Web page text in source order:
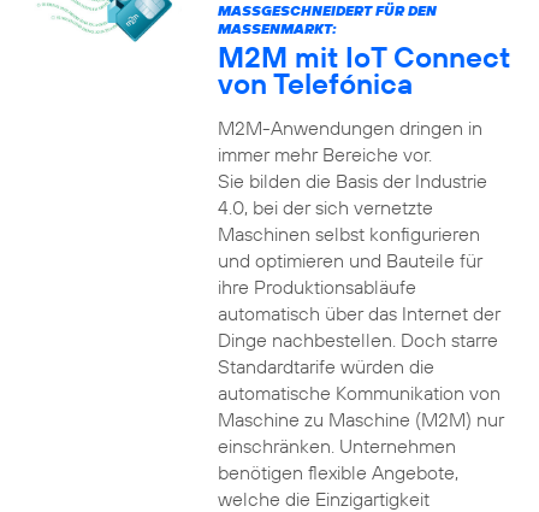
MASSGESCHNEIDERT FÜR DEN M
ASSENMARKT:
M2M mit IoT Connect
von Telefónica
M2M-Anwendungen dringen in
immer mehr Bereiche vor.
Sie bilden die Basis der Industrie
4.0, bei der sich vernetzte
Maschinen selbst konfigurieren
und optimieren und Bauteile für
ihre Produktionsabläufe
automatisch über das Internet der
Dinge nachbestellen. Doch starre
Standardtarife würden die
automatische Kommunikation von
Maschine zu Maschine (M2M) nur
einschränken. Unternehmen
benötigen flexible Angebote,
welche die Einzigartigkeit